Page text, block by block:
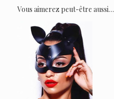
Vous aimerez peut-être aussi…